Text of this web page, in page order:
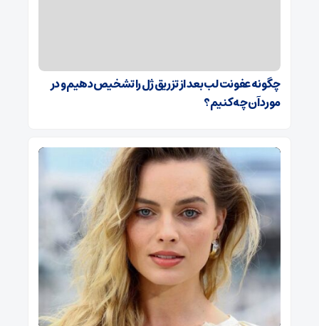
چگونه عفونت لب بعد از تزریق ژل را تشخیص دهیم و در
مورد آن چه کنیم؟